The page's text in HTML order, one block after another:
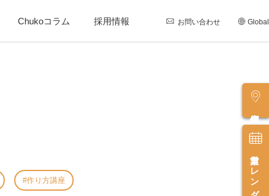
Chukoコラム 採用情報 お問い合わせ Global
営業カレンダー
作り方講座